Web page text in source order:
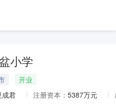
小学
开业
成君 注册资本： 5387万元